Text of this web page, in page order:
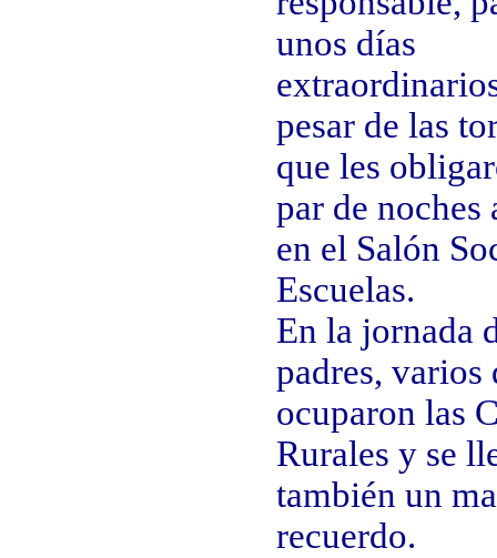
unos días
pesar de las
que les
par de noches
en el Salón
Escuelas.
En la jornada
padres, varios
ocuparon las
Rurales y se
también un
recuerdo.